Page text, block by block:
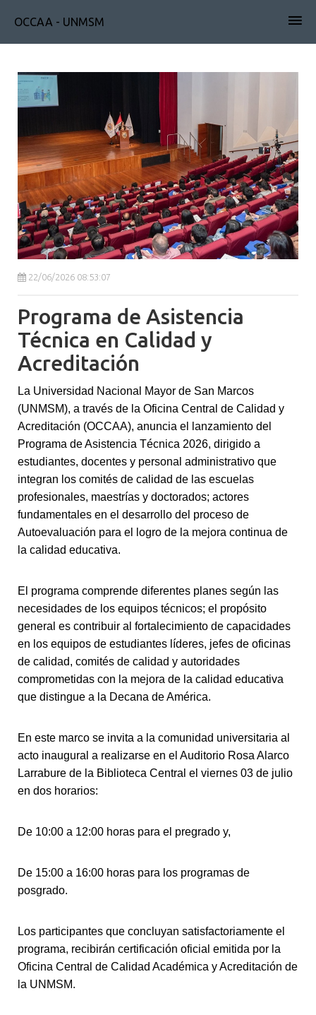
OCCAA - UNMSM
22/06/2026 08:53:07
Programa de Asistencia
Técnica en Calidad y
Acreditación
La Universidad Nacional Mayor de San Marcos
(UNMSM), a través de la Oficina Central de Calidad y
Acreditación (OCCAA), anuncia el lanzamiento del
Programa de Asistencia Técnica 2026, dirigido a
estudiantes, docentes y personal administrativo que
integran los comités de calidad de las escuelas
profesionales, maestrías y doctorados; actores
fundamentales en el desarrollo del proceso de
Autoevaluación para el logro de la mejora continua de
la calidad educativa.
El programa comprende diferentes planes según las
necesidades de los equipos técnicos; el propósito
general es contribuir al fortalecimiento de capacidades
en los equipos de estudiantes líderes, jefes de oficinas
de calidad, comités de calidad y autoridades
comprometidas con la mejora de la calidad educativa
que distingue a la Decana de América.
En este marco se invita a la comunidad universitaria al
acto inaugural a realizarse en el Auditorio Rosa Alarco
Larrabure de la Biblioteca Central el viernes 03 de julio
en dos horarios:
De 10:00 a 12:00 horas para el pregrado y,
De 15:00 a 16:00 horas para los programas de
posgrado.
Los participantes que concluyan satisfactoriamente el
programa, recibirán certificación oficial emitida por la
Oficina Central de Calidad Académica y Acreditación de
la UNMSM.